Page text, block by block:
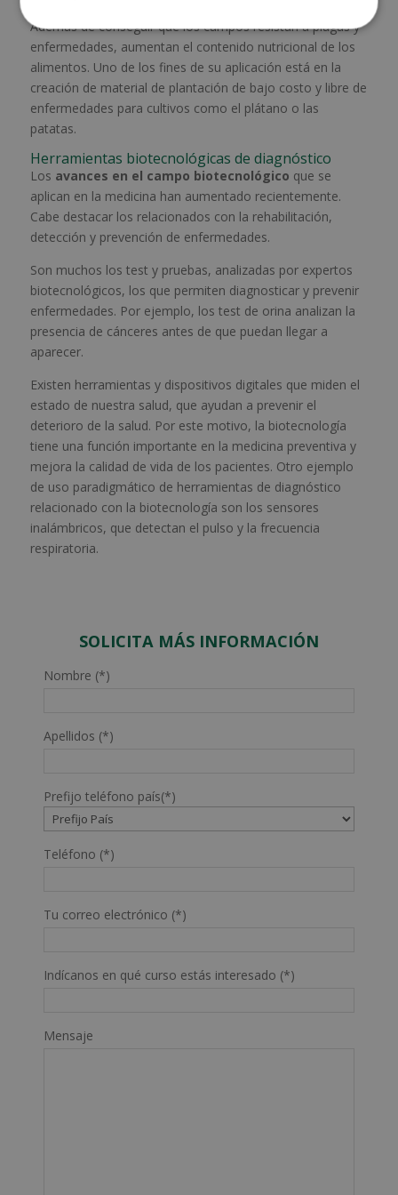
Además de conseguir que los campos resistan a plagas y
enfermedades, aumentan el contenido nutricional de los
alimentos. Uno de los fines de su aplicación está en la
creación de material de plantación de bajo costo y libre de
enfermedades para cultivos como el plátano o las
patatas.
Herramientas biotecnológicas de diagnóstico
Los avances en el campo biotecnológico que se
aplican en la medicina han aumentado recientemente.
Cabe destacar los relacionados con la rehabilitación,
detección y prevención de enfermedades.
Son muchos los test y pruebas, analizadas por expertos
biotecnológicos, los que permiten diagnosticar y prevenir
enfermedades. Por ejemplo, los test de orina analizan la
presencia de cánceres antes de que puedan llegar a
aparecer.
Existen herramientas y dispositivos digitales que miden el
estado de nuestra salud, que ayudan a prevenir el
deterioro de la salud. Por este motivo, la biotecnología
tiene una función importante en la medicina preventiva y
mejora la calidad de vida de los pacientes. Otro ejemplo
de uso paradigmático de herramientas de diagnóstico
relacionado con la biotecnología son los sensores
inalámbricos, que detectan el pulso y la frecuencia
respiratoria.
SOLICITA MÁS INFORMACIÓN
Nombre (*)
Apellidos (*)
Prefijo teléfono país(*)
Teléfono (*)
Tu correo electrónico (*)
Indícanos en qué curso estás interesado (*)
Mensaje